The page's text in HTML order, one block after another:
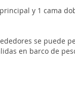
y 1 cama
se puede
en barco de